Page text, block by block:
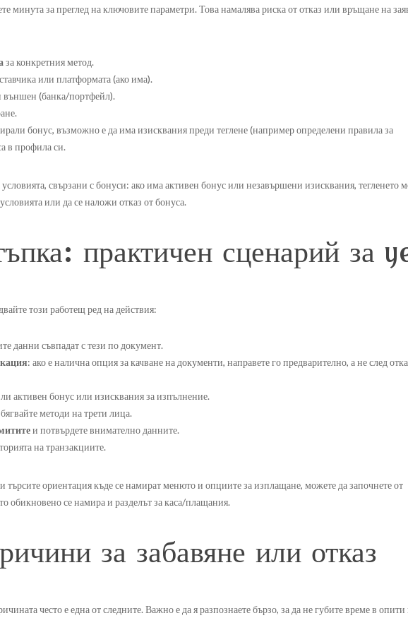
минута за преглед на ключовите параметри. Това намалява риска от отказ или връщане на
за конкретния метод.
или платформата (ако има).
външен (банка/портфейл).
бонус, възможно е да има изисквания преди теглене (например определени правила за
в профила си.
свързани с бонуси: ако има активен бонус или незавършени изисквания, тегленето
или да се наложи отказ от бонуса.
практичен сценарий за
този работещ ред на действия:
данни съвпадат с тези по документ.
: ако е налична опция за качване на документи, направете го предварително, а не след
активен бонус или изисквания за изпълнение.
методи на трети лица.
и потвърдете внимателно данните.
на транзакциите.
търсите ориентация къде се намират менюто и опциите за изплащане, можете да започнете от
обикновено се намира и разделът за каса/плащания.
за забавяне или отказ
често е една от следните. Важно е да я разпознаете бързо, за да не губите време в опити